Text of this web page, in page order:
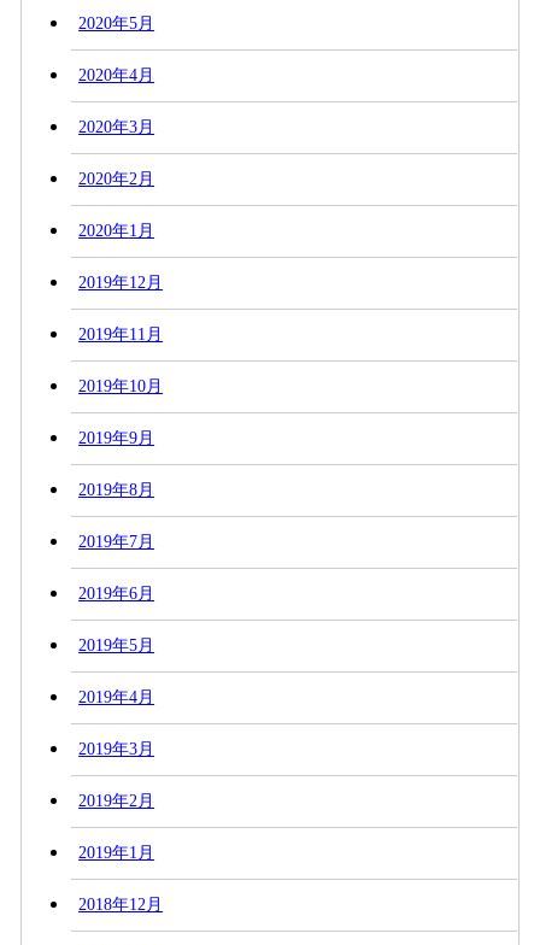
2020年5月
2020年4月
2020年3月
2020年2月
2020年1月
2019年12月
2019年11月
2019年10月
2019年9月
2019年8月
2019年7月
2019年6月
2019年5月
2019年4月
2019年3月
2019年2月
2019年1月
2018年12月